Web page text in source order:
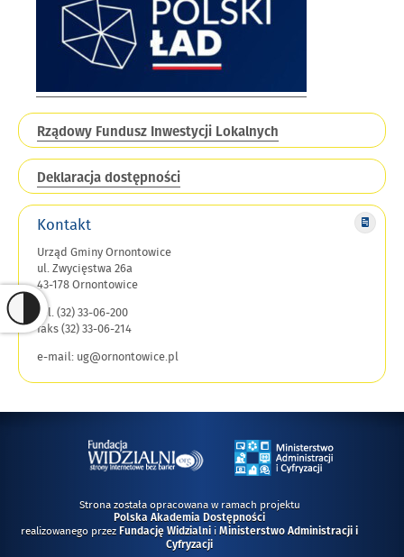
Rządowy Fundusz Inwestycji Lokalnych
Deklaracja dostępności
Kontakt
Urząd Gminy Ornontowice
ul. Zwycięstwa 26a
43-178 Ornontowice
tel. (32) 33-06-200
faks (32) 33-06-214
e-mail: ug@ornontowice.pl
Strona została opracowana w ramach projektu
Polska Akademia Dostępności
realizowanego przezFundację Widzialni iMinisterstwo Administracji i
Cyfryzacji